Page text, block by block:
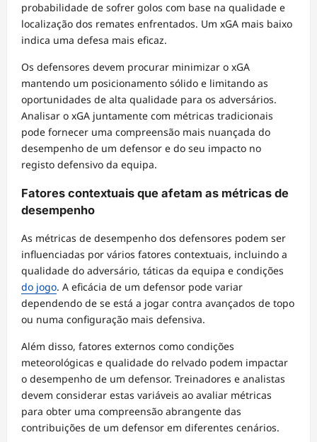
probabilidade de sofrer golos com base na qualidade e
localização dos remates enfrentados. Um xGA mais baixo
indica uma defesa mais eficaz.
Os defensores devem procurar minimizar o xGA
mantendo um posicionamento sólido e limitando as
oportunidades de alta qualidade para os adversários.
Analisar o xGA juntamente com métricas tradicionais
pode fornecer uma compreensão mais nuançada do
desempenho de um defensor e do seu impacto no
registo defensivo da equipa.
Fatores contextuais que afetam as métricas de
desempenho
As métricas de desempenho dos defensores podem ser
influenciadas por vários fatores contextuais, incluindo a
qualidade do adversário, táticas da equipa e condições
do jogo. A eficácia de um defensor pode variar
dependendo de se está a jogar contra avançados de topo
ou numa configuração mais defensiva.
Além disso, fatores externos como condições
meteorológicas e qualidade do relvado podem impactar
o desempenho de um defensor. Treinadores e analistas
devem considerar estas variáveis ao avaliar métricas
para obter uma compreensão abrangente das
contribuições de um defensor em diferentes cenários.